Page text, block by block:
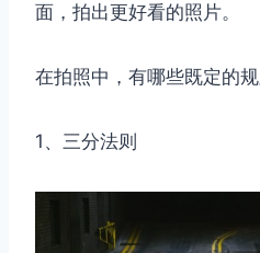
面，拍出更好看的照片。
在拍照中，有哪些既定的
1、三分法则